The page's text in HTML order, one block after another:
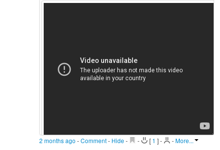
2 months ago -Comment- Hide - - [ 1 ]- -More...